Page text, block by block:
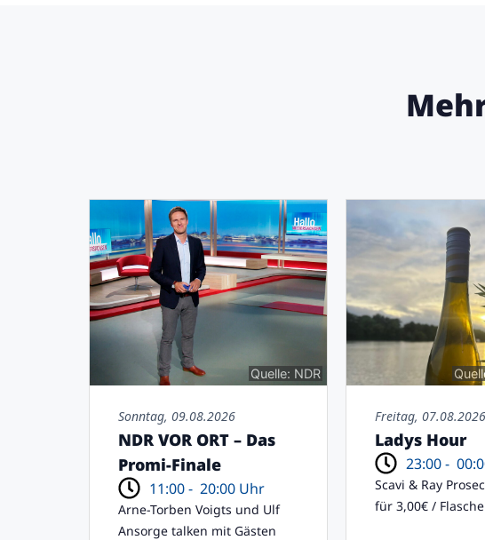
Quelle: NDR
Sonntag, 09.08.2026
NDR VOR ORT – Das
Promi-Finale
11:00 - 20:00 Uhr
Arne-Torben Voigts und Ulf
Ansorge talken mit Gästen
Freitag, 07.08.2026
Ladys Hour
23:00 -
Scavi & Ray
für 3,00€ /